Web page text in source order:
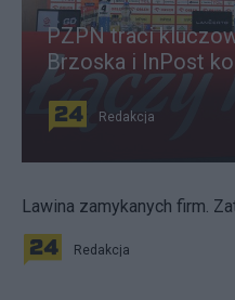
PZPN traci
Brzoska i InPost
Redakcja
Lawina zamykanych firm.
Redakcja